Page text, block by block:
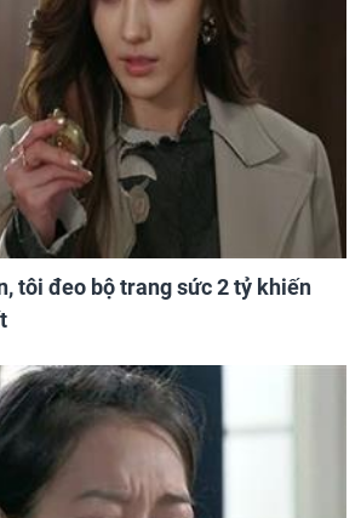
tôi đeo bộ trang sức 2 tỷ khiến